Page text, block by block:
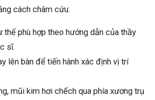
cách châm cứu:
thế phù hợp theo hướng dẫn của thầy
sĩ.
lên bàn để tiến hành xác định vị trí
mũi kim hơi chếch qua phía xương trụ